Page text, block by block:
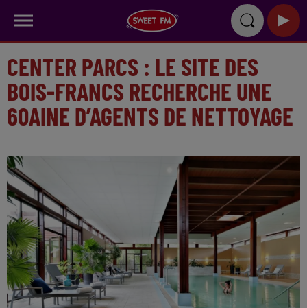
CENTER PARCS : LE SITE DES
BOIS-FRANCS RECHERCHE UNE
60AINE D’AGENTS DE NETTOYAGE